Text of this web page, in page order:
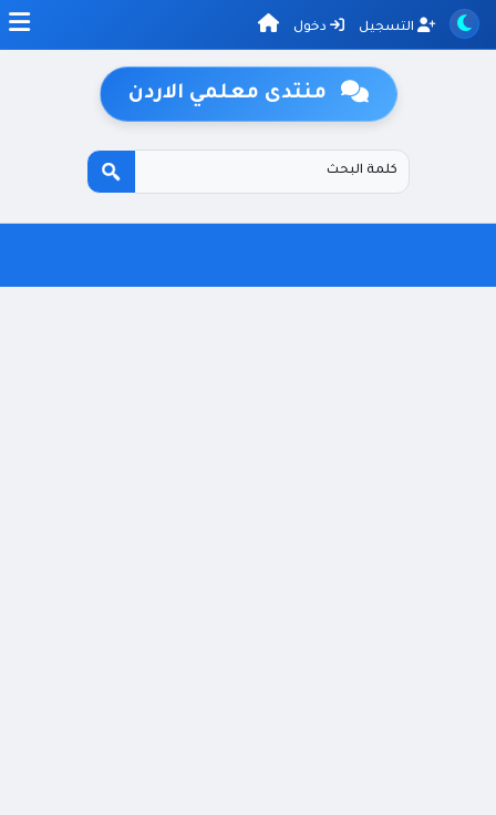
التسجيل دخول
منتدى معلمي الاردن